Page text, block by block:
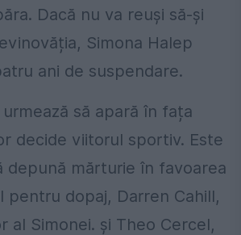
Dacă nu va reuși să-și
Simona Halep
ani de suspendare.
să apară în fața
decide viitorul sportiv. Este
depună mărturie în favoarea
pentru dopaj, Darren Cahill,
al Simonei. și Theo Cercel,